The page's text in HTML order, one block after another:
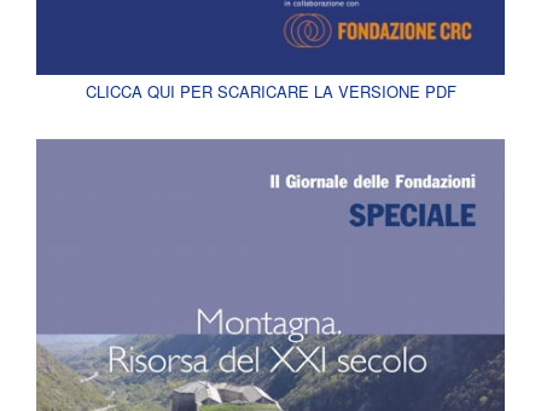
CLICCA QUI PER SCARICARE LA VERSIONE PDF